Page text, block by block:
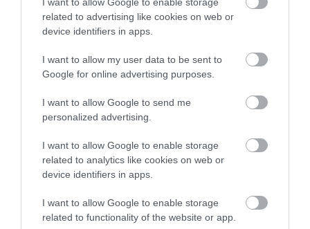
related to advertising like cookies on web or
device identifiers in apps.
I want to allow my user data to be sent to
Google for online advertising purposes.
I want to allow Google to send me
personalized advertising.
I want to allow Google to enable storage
related to analytics like cookies on web or
device identifiers in apps.
I want to allow Google to enable storage
related to functionality of the website or app.